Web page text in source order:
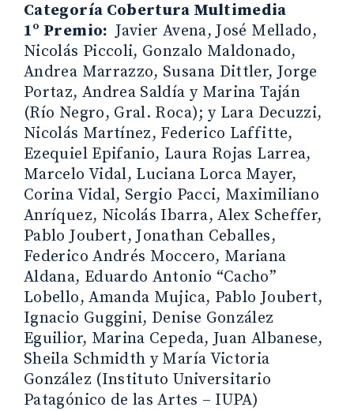
Categoría Cobertura Multimedia
1º Premio: Javier Avena, José Mellado,
Nicolás Piccoli, Gonzalo Maldonado,
Andrea Marrazzo, Susana Dittler, Jorge
Portaz, Andrea Saldía y Marina Taján
(Río Negro, Gral. Roca); y Lara Decuzzi,
Nicolás Martínez, Federico Laffitte,
Ezequiel Epifanio, Laura Rojas Larrea,
Marcelo Vidal, Luciana Lorca Mayer,
Corina Vidal, Sergio Pacci, Maximiliano
Anríquez, Nicolás Ibarra, Alex Scheffer,
Pablo Joubert, Jonathan Ceballes,
Federico Andrés Moccero, Mariana
Aldana, Eduardo Antonio “Cacho”
Lobello, Amanda Mujica, Pablo Joubert,
Ignacio Guggini, Denise González
Eguilior, Marina Cepeda, Juan Albanese,
Sheila Schmidth y María Victoria
González (Instituto Universitario
Patagónico de las Artes – IUPA)